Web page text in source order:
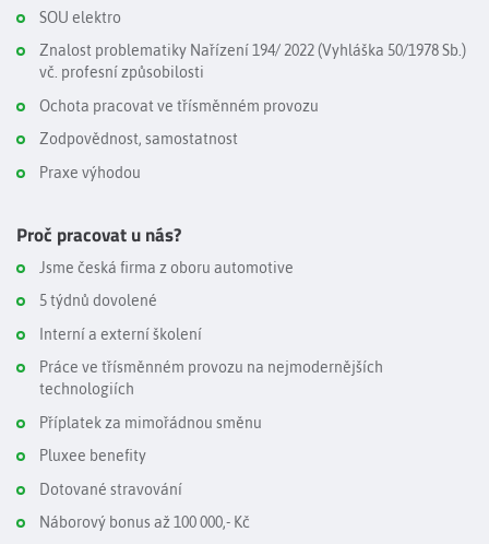
SOU elektro
Znalost problematiky Nařízení 194/ 2022 (Vyhláška 50/1978 Sb.)
vč. profesní způsobilosti
Ochota pracovat ve třísměnném provozu
Zodpovědnost, samostatnost
Praxe výhodou
Proč pracovat u nás?
Jsme česká firma z oboru automotive
5 týdnů dovolené
Interní a externí školení
Práce ve třísměnném provozu na nejmodernějších
technologiích
Příplatek za mimořádnou směnu
Pluxee benefity
Dotované stravování
Náborový bonus až 100 000,- Kč